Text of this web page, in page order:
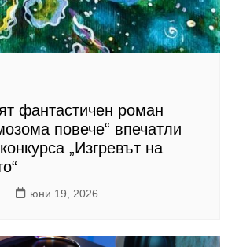
фантастичен роман
повече“ впечатли
„Изгревът на
юни 19, 2026